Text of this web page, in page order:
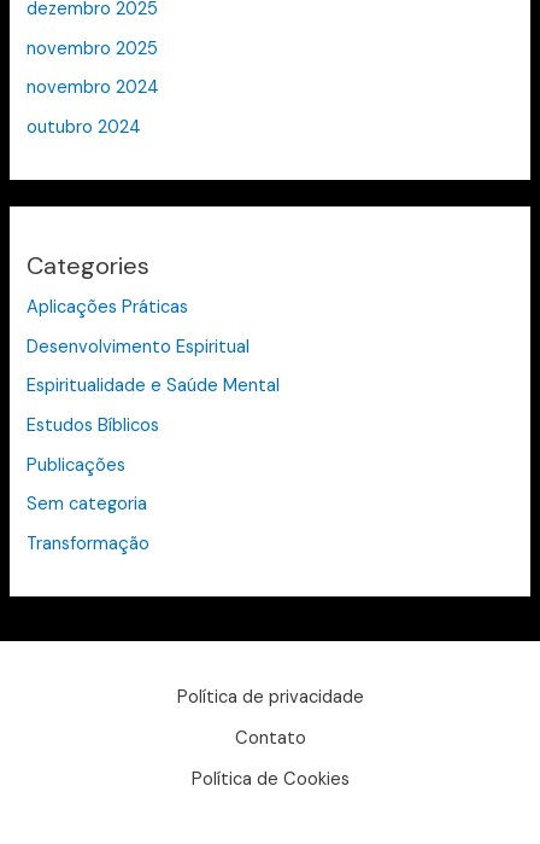
dezembro 2025
novembro 2025
novembro 2024
outubro 2024
Categories
Aplicações Práticas
Desenvolvimento Espiritual
Espiritualidade e Saúde Mental
Estudos Bíblicos
Publicações
Sem categoria
Transformação
Política de privacidade
Contato
Política de Cookies